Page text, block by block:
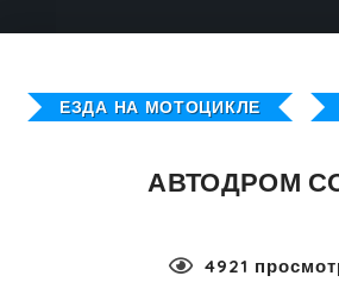
ЕЗДА НА МОТОЦИКЛЕ
АВТОДРОМ
4921